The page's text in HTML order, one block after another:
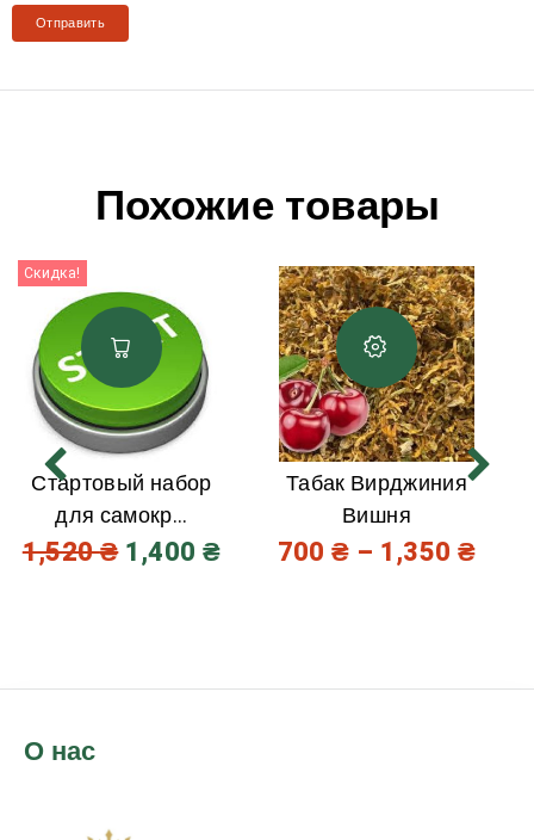
Похожие товары
Скидка!
Стартовый набор
для самокр...
1,520₴ 1,400 ₴
Табак Вирджиния
Вишня
700₴ – 1,350 ₴
О нас